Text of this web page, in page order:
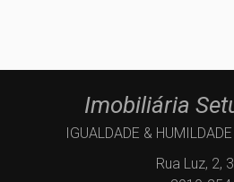
Imobiliária
IGUALDADE &
Rua Luz, 2,